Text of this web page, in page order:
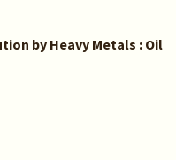
by Heavy Metals : Oil